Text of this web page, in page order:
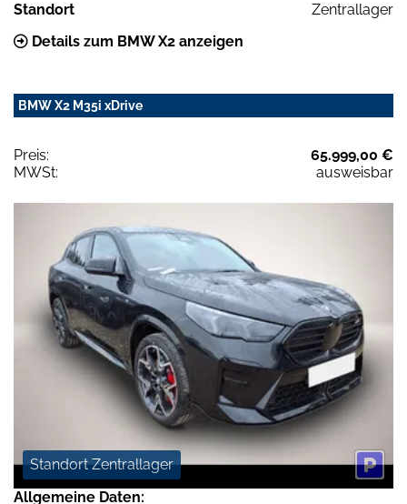
Standort
Zentrallager
Details zum BMW X2 anzeigen
BMW X2 M35i xDrive
Preis:
65.999,00 €
MWSt:
ausweisbar
Standort Zentrallager
Allgemeine Daten: